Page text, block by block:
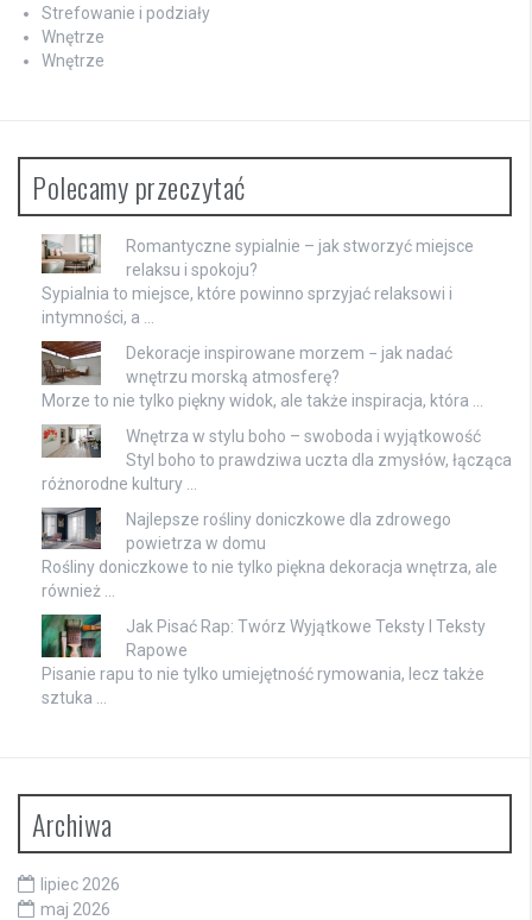
Strefowanie i podziały
Wnętrze
Wnętrze
Polecamy przeczytać
Romantyczne sypialnie – jak stworzyć miejsce
relaksu i spokoju?
Sypialnia to miejsce, które powinno sprzyjać relaksowi i
intymności, a …
Dekoracje inspirowane morzem − jak nadać
wnętrzu morską atmosferę?
Morze to nie tylko piękny widok, ale także inspiracja, która …
Wnętrza w stylu boho – swoboda i wyjątkowość
Styl boho to prawdziwa uczta dla zmysłów, łącząca
różnorodne kultury …
Najlepsze rośliny doniczkowe dla zdrowego
powietrza w domu
Rośliny doniczkowe to nie tylko piękna dekoracja wnętrza, ale
również …
Jak Pisać Rap: Twórz Wyjątkowe Teksty I Teksty
Rapowe
Pisanie rapu to nie tylko umiejętność rymowania, lecz także
sztuka …
Archiwa
lipiec 2026
maj 2026